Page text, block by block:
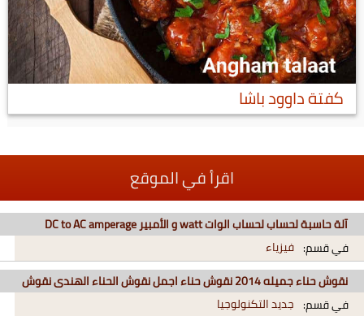
كفتة داوود باشا
اقرأ في الموقع
آلة حاسبة لحساب لحساب الوات watt و الأمبير DC to AC amperage
في قسم: فيزياء
نقوش حناء جميله 2014 نقوش حناء اجمل نقوش الحناء الهندى نقوش
في قسم: جديد التكنولوجيا